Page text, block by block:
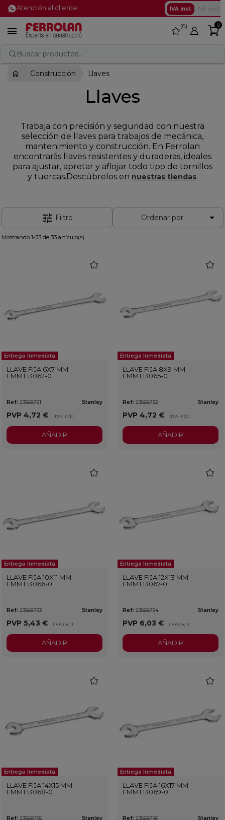
Atención al cliente IVA incl.
 favorite
0 0
Buscar productos...
Construcción Llaves
Llaves
Trabaja con precisión y seguridad con nuestra
selección de llaves para trabajos de mecánica,
mantenimiento y construcción. En Ferrolan
encontrarás llaves resistentes y duraderas, ideales
para ajustar, apretar y aflojar todo tipo de tornillos
y tuercas.Descúbrelos en nuestras tiendas.
tune Filtro Ordenar por 
Mostrando 1-33 de 33 artículo(s)
Entrega Inmediata
LLAVE FIJA 6X7 MM
FMMT13062-0
Ref: 23568751 Stanley
PVP 4,72 € (IVA incl.)
AÑADIR
Entrega Inmediata
LLAVE FIJA 8X9 MM
FMMT13065-0
Ref: 23568752 Stanley
PVP 4,72 € (IVA incl.)
AÑADIR
Entrega Inmediata
LLAVE FIJA 10X11 MM
FMMT13066-0
Ref: 23568753 Stanley
PVP 5,43 € (IVA incl.)
AÑADIR
Entrega Inmediata
LLAVE FIJA 12X13 MM
FMMT13067-0
Ref: 23568754 Stanley
PVP 6,03 € (IVA incl.)
AÑADIR
Entrega Inmediata
LLAVE FIJA 14X15 MM
FMMT13068-0
Ref: 23568755 Stanley
Entrega Inmediata
LLAVE FIJA 16X17 MM
FMMT13069-0
Ref: 23568756 Stanley